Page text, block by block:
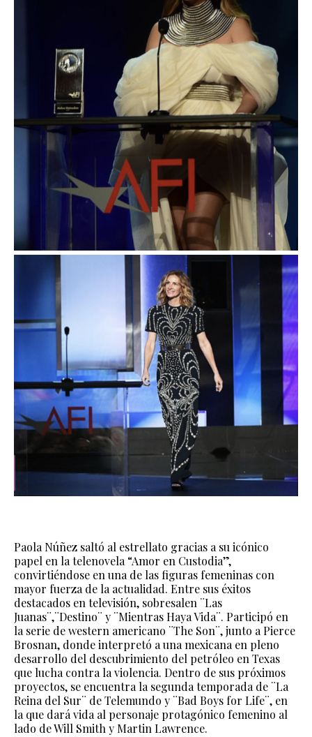
Paola Núñez saltó al estrellato gracias a su icónico
papel en la telenovela “Amor en Custodia”,
convirtiéndose en una de las figuras femeninas con
mayor fuerza de la actualidad. Entre sus éxitos
destacados en televisión, sobresalen ¨Las
Juanas¨,¨Destino¨ y ¨Mientras Haya Vida¨. Participó en
la serie de western americano ¨The Son¨, junto a Pierce
Brosnan, donde interpretó a una mexicana en pleno
desarrollo del descubrimiento del petróleo en Texas
que lucha contra la violencia. Dentro de sus próximos
proyectos, se encuentra la segunda temporada de ¨La
Reina del Sur¨ de Telemundo y ¨Bad Boys for Life¨, en
la que dará vida al personaje protagónico femenino al
lado de Will Smith y Martin Lawrence.